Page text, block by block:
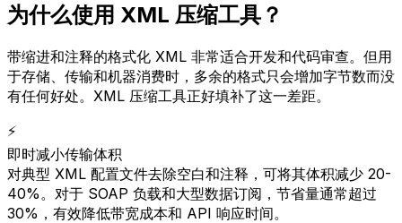
为什么使用 XML 压缩工具？
带缩进和注释的格式化 XML 非常适合开发和代码审查。但用
于存储、传输和机器消费时，多余的格式只会增加字节数而没
有任何好处。XML 压缩工具正好填补了这一差距。
⚡
即时减小传输体积
对典型 XML 配置文件去除空白和注释，可将其体积减少 20-
40%。对于 SOAP 负载和大型数据订阅，节省量通常超过
30%，有效降低带宽成本和 API 响应时间。